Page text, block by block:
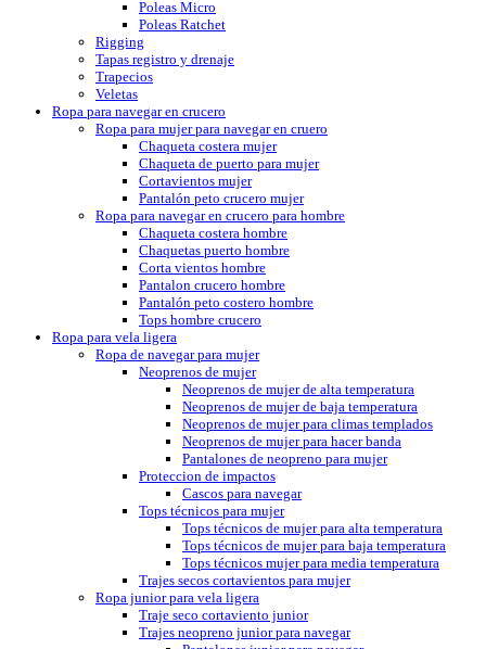
Poleas Micro
Poleas Ratchet
Rigging
Tapas registro y drenaje
Trapecios
Veletas
Ropa para navegar en crucero
Ropa para mujer para navegar en cruero
Chaqueta costera mujer
Chaqueta de puerto para mujer
Cortavientos mujer
Pantalón peto crucero mujer
Ropa para navegar en crucero para hombre
Chaqueta costera hombre
Chaquetas puerto hombre
Corta vientos hombre
Pantalon crucero hombre
Pantalón peto costero hombre
Tops hombre crucero
Ropa para vela ligera
Ropa de navegar para mujer
Neoprenos de mujer
Neoprenos de mujer de alta temperatura
Neoprenos de mujer de baja temperatura
Neoprenos de mujer para climas templados
Neoprenos de mujer para hacer banda
Pantalones de neopreno para mujer
Proteccion de impactos
Cascos para navegar
Tops técnicos para mujer
Tops técnicos de mujer para alta temperatura
Tops técnicos de mujer para baja temperatura
Tops técnicos mujer para media temperatura
Trajes secos cortavientos para mujer
Ropa junior para vela ligera
Traje seco cortaviento junior
Trajes neopreno junior para navegar